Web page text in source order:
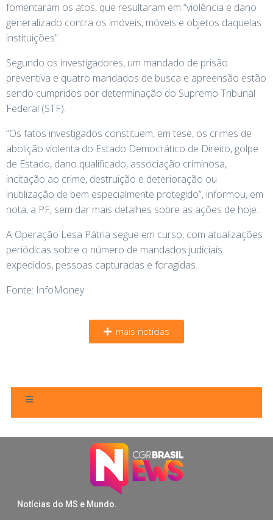
fomentaram os atos, que resultaram em “violência e dano
generalizado contra os imóveis, móveis e objetos daquelas
instituições”.
Segundo os investigadores, um mandado de prisão
preventiva e quatro mandados de busca e apreensão estão
sendo cumpridos por determinação do Supremo Tribunal
Federal (STF).
“Os fatos investigados constituem, em tese, os crimes de
abolição violenta do Estado Democrático de Direito, golpe
de Estado, dano qualificado, associação criminosa,
incitação ao crime, destruição e deterioração ou
inutilização de bem especialmente protegido”, informou, em
nota, a PF, sem dar mais detalhes sobre as ações de hoje.
A Operação Lesa Pátria segue em curso, com atualizações
periódicas sobre o número de mandados judiciais
expedidos, pessoas capturadas e foragidas.
Fonte: InfoMoney
mais notícias
Notícias do MS e Mundo.